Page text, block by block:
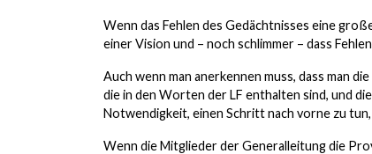
Wenn das Fehlen des Gedächtnisses eine
einer Vision und – noch schlimmer – dass
Auch wenn man anerkennen muss, dass man
die in den Worten der LF enthalten sind, und die
Notwendigkeit, einen Schritt nach vorne zu
Wenn die Mitglieder der Generalleitung die